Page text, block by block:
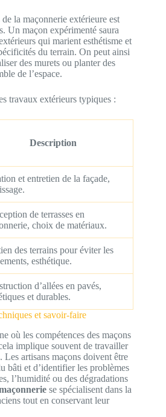
la maçonnerie extérieure est
Un maçon expérimenté saura
qui marient esthétisme et
du terrain. On peut ainsi
des murets ou planter des
de l’espace.
travaux extérieurs typiques :
Description
et entretien de la façade,
de terrasses en
choix de matériaux.
des terrains pour éviter les
esthétique.
d’allées en pavés,
et durables.
et savoir-faire
où les compétences des maçons
implique souvent de travailler
Les artisans maçons doivent être
bâti et d’identifier les problèmes
l’humidité ou des dégradations
se spécialisent dans la
tout en conservant leur